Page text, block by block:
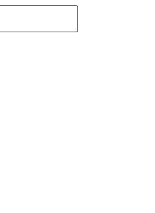
Futebol: Guarda-redes Vozinha
camisola do Colo Colo